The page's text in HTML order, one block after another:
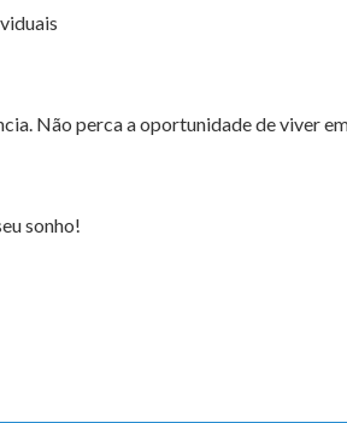
Não perca a oportunidade de viver
sonho!